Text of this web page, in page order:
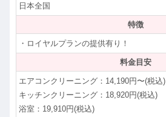
日本全国
特徴
・ロイヤルプランの提供有り！
料金目安
エアコンクリーニング：14,190円〜(税込)
キッチンクリーニング：18,920円(税込)
浴室：19,910円(税込)